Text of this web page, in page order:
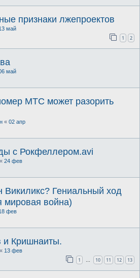
признаки лжепроектов
май
1 2
май
МТС может разорить
« 02 апр
с Рокфеллером.avi
« 24 фев
Викиликс? Гениальный ход
мировая война)
фев
и Кришнаиты.
« 13 фев
1 10 11 12 13